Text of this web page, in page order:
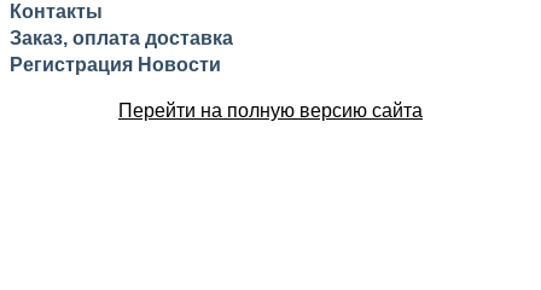
Контакты
Заказ, оплата доставка
Регистрация Новости
Перейти на полную версию сайта